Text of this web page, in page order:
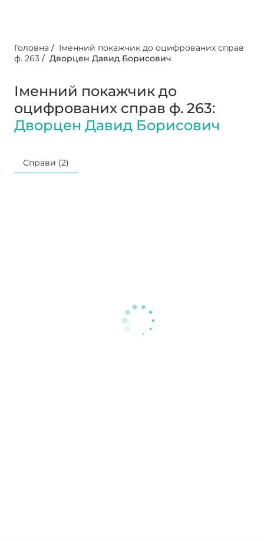
Головна / Іменний покажчик до оцифрованих справ
ф. 263 / Дворцен Давид Борисович
Іменний покажчик до
оцифрованих справ ф. 263:
Дворцен Давид Борисович
Справи (2)